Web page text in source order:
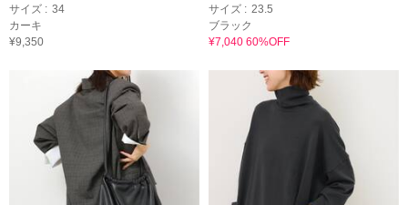
サイズ : 34
カーキ
¥9,350
サイズ : 23.5
ブラック
¥7,040 60%OFF